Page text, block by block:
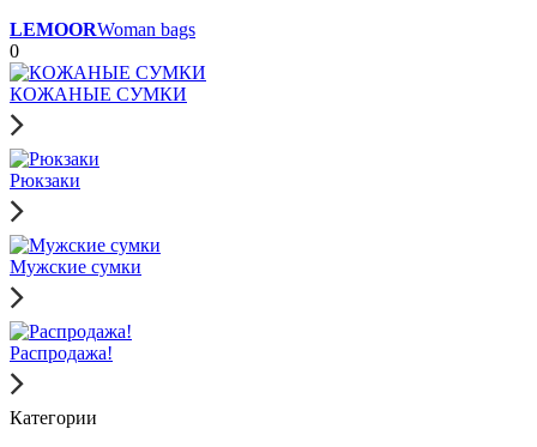
LEMOORWoman bags
0
КОЖАНЫЕ СУМКИ
Рюкзаки
Мужские сумки
Распродажа!
Категории